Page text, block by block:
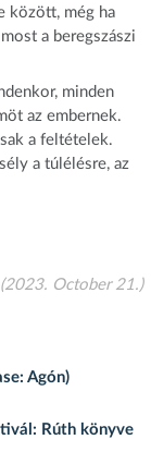
között, még ha
a beregszászi
minden
az embernek.
a feltételek.
a túlélésre, az
(2023. October 21.)
Agón)
Rúth könyve